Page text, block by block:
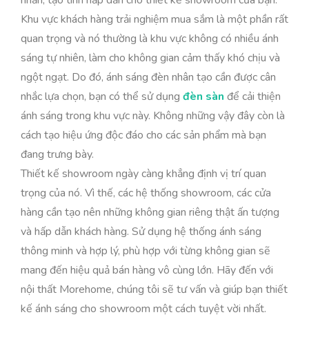
Khu vực khách hàng trải nghiệm mua sắm là một phần rất
quan trọng và nó thường là khu vực không có nhiều ánh
sáng tự nhiên, làm cho không gian cảm thấy khó chịu và
ngột ngạt. Do đó, ánh sáng đèn nhân tạo cần được cân
nhắc lựa chọn, bạn có thể sử dụng đèn sàn để cải thiện
ánh sáng trong khu vực này. Không những vậy đây còn là
cách tạo hiệu ứng độc đáo cho các sản phẩm mà bạn
đang trưng bày.
Thiết kế showroom ngày càng khẳng định vị trí quan
trọng của nó. Vì thế, các hệ thống showroom, các cửa
hàng cần tạo nên những không gian riêng thật ấn tượng
và hấp dẫn khách hàng. Sử dụng hệ thống ánh sáng
thông minh và hợp lý, phù hợp với từng không gian sẽ
mang đến hiệu quả bán hàng vô cùng lớn. Hãy đến với
nội thất Morehome, chúng tôi sẽ tư vấn và giúp bạn thiết
kế ánh sáng cho showroom một cách tuyệt vời nhất.